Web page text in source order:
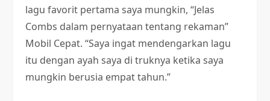
lagu favorit pertama saya mungkin, “Jelas
Combs dalam pernyataan tentang rekaman”
Mobil Cepat. “Saya ingat mendengarkan lagu
itu dengan ayah saya di truknya ketika saya
mungkin berusia empat tahun.”